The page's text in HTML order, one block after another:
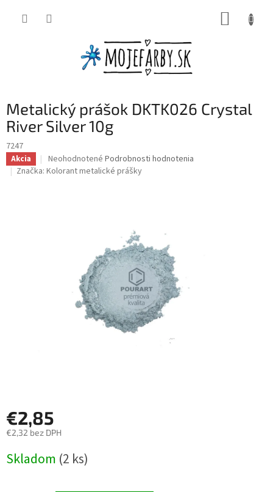
Metalický prášok DKTK026 Crystal
River Silver 10g
7247
Akcia
Priemerné
hodnotenie
Neohodnotené Podrobnosti hodnotenia
Značka: Kolorant metalické prášky
€2,85
€2,32 bez DPH
cena:
Skladom (2 ks)